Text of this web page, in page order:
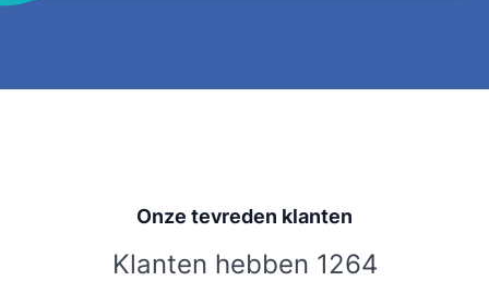
Onze tevreden klanten
Klanten hebben 1264